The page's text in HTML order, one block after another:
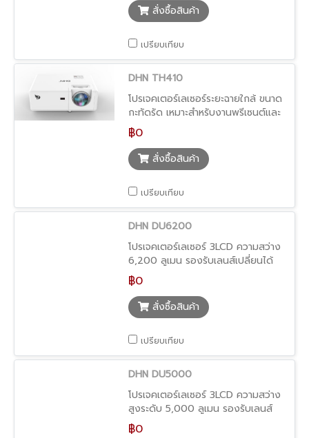
สั่งซื้อสินค้า
เปรียบเทียบ
DHN TH410
โปรเจคเตอร์เลเซอร์ระยะฉายใกล้ ขนาด
กะทัดรัด เหมาะสำหรับงานพรีเซนต์และ
ติดตั้งในพื้นที่จำกัด
฿0
สั่งซื้อสินค้า
เปรียบเทียบ
DHN DU6200
โปรเจคเตอร์เลเซอร์ 3LCD ความสว่าง
6,200 ลูเมน รองรับเลนส์เปลี่ยนได้
และติดตั้งยืดหยุ่น
฿0
สั่งซื้อสินค้า
เปรียบเทียบ
DHN DU5000
โปรเจคเตอร์เลเซอร์ 3LCD ความสว่าง
สูงระดับ 5,000 ลูเมน รองรับเลนส์
เปลี่ยนและติดตั้งยืดหยุ่น
฿0